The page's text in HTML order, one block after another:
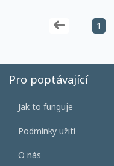
1
Pro poptávající
Jak to funguje
Podmínky užití
O nás